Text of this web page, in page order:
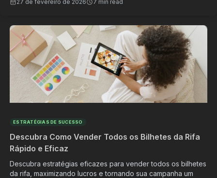
27 de fevereiro de 2026 7 min read
ESTRATÉGIAS DE SUCESSO
Descubra Como Vender Todos os Bilhetes da Rifa
Rápido e Eficaz
Descubra estratégias eficazes para vender todos os bilhetes
da rifa, maximizando lucros e tornando sua campanha um